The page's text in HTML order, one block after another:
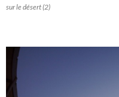
sur le désert (2)